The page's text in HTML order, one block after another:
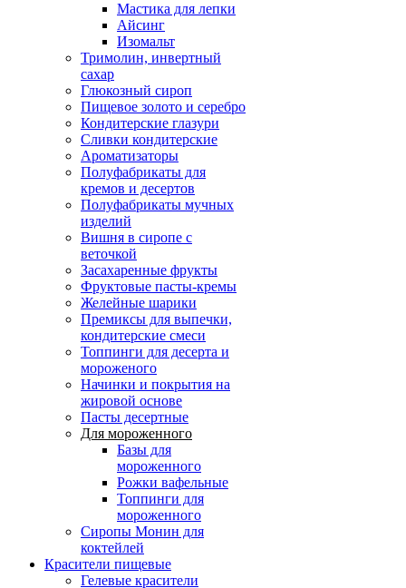
Мастика для лепки
Айсинг
Изомальт
Тримолин, инвертный
сахар
Глюкозный сироп
Пищевое золото и серебро
Кондитерские глазури
Сливки кондитерские
Ароматизаторы
Полуфабрикаты для
кремов и десертов
Полуфабрикаты мучных
изделий
Вишня в сиропе с
веточкой
Засахаренные фрукты
Фруктовые пасты-кремы
Желейные шарики
Премиксы для выпечки,
кондитерские смеси
Топпинги для десерта и
мороженого
Начинки и покрытия на
жировой основе
Пасты десертные
Для мороженного
Базы для
мороженного
Рожки вафельные
Топпинги для
мороженного
Сиропы Монин для
коктейлей
Красители пищевые
Гелевые красители